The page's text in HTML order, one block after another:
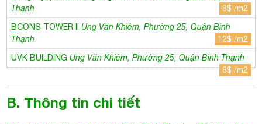
Tòa nhà văn phòng cho thuê Quận Bình Thạnh
- TSA Ung Văn
Khiêm có kết cấu gồm 7 tầng nổi, với diện tích tối đa một sàn là
335m2 được phân chia linh hoạt.
Cao ốc sở hữu thiết kế khác biệt, thay vì chỉ lắp 1 mặt kính
hướng chính diện như các tòa lân cận. TSA Ung Văn Khiêm nổi
Thêm điểm nhấn là đường viền nhôm màu vàng gold được thiết